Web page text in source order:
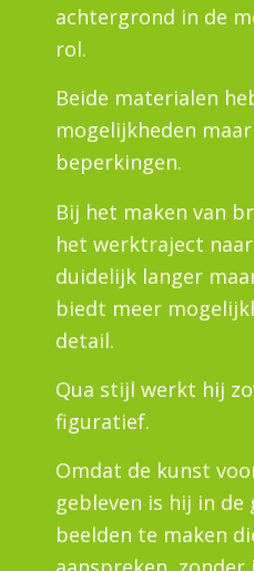
achtergrond in de
rol.
Beide materialen
mogelijkheden
beperkingen.
Bij het maken van
het werktraject
duidelijk langer
biedt meer
detail.
Qua stijl werkt hij
figuratief.
Omdat de kunst
gebleven is hij in de
beelden te maken